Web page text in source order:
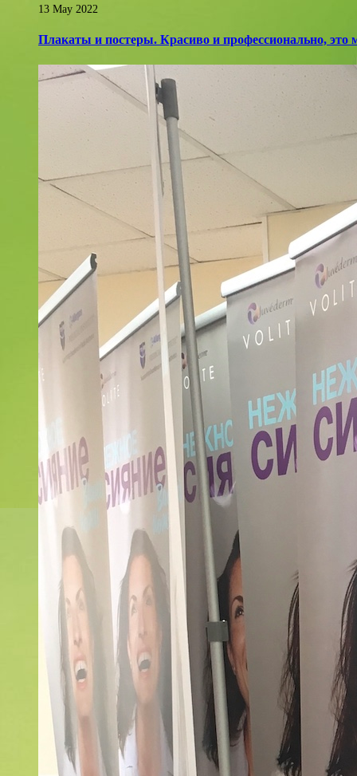
13 May 2022
Плакаты и постеры. Красиво и профессионально, это